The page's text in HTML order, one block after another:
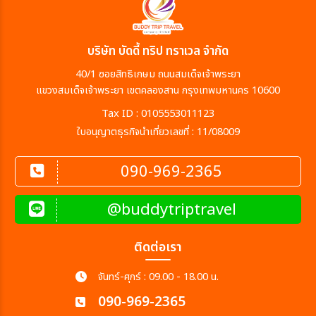
ถึงวันที่
เฉพาะเทศกาล
บริษัท บัดดี้ ทริป ทราเวล จำกัด
40/1 ซอยสิทธิเกษม ถนนสมเด็จเจ้าพระยา
แขวงสมเด็จเจ้าพระยา เขตคลองสาน กรุงเทพมหานคร 10600
Tax ID : 0105553011123
ใบอนุญาตธุรกิจนำเที่ยวเลขที่ : 11/08009
090-969-2365
@buddytriptravel
ติดต่อเรา
จันทร์-ศุกร์ : 09.00 - 18.00 น.
090-969-2365